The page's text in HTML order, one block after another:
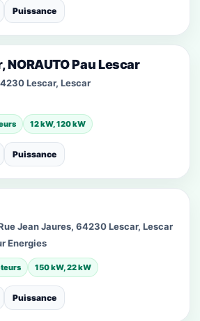
Puissance
NORAUTO Pau Lescar
Lescar, Lescar
12 kW, 120 kW
Puissance
Jean Jaures, 64230 Lescar, Lescar
Energies
150 kW, 22 kW
Puissance